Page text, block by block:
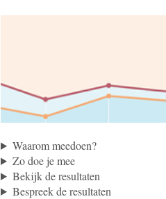
Waarom meedoen?
Zo doe je mee
Bekijk de resultaten
Bespreek de resultaten